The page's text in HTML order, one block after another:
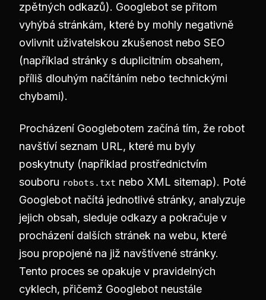
zpětných odkazů). Googlebot se přitom
vyhýbá stránkám, které by mohly negativně
ovlivnit uživatelskou zkušenost nebo SEO
(například stránky s duplicitním obsahem,
příliš dlouhým načítáním nebo technickými
chybami).
Procházení Googlebotem začíná tím, že robot
navštíví seznam URL, které mu byly
poskytnuty (například prostřednictvím
souboru robots.txt nebo XML sitemap). Poté
Googlebot načítá jednotlivé stránky, analyzuje
jejich obsah, sleduje odkazy a pokračuje v
procházení dalších stránek na webu, které
jsou propojené na již navštívené stránky.
Tento proces se opakuje v pravidelných
cyklech, přičemž Googlebot neustále